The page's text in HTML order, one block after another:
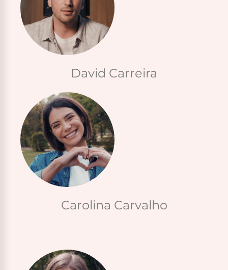
David Carreira
Carolina Carvalho